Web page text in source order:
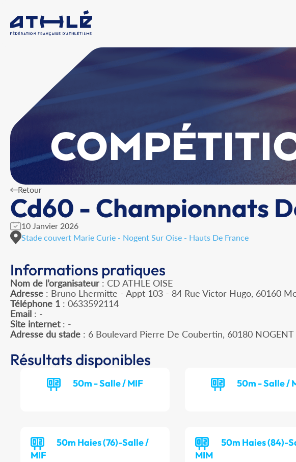
Retour
Cd60 - Championnats
10 Janvier 2026
Stade couvert Marie Curie - Nogent Sur Oise - Hauts De France
Informations pratiques
Nom de l’organisateur : CD ATHLE OISE
Adresse : Bruno Lhermitte - Appt 103 - 84 Rue Victor Hugo, 60160
Téléphone 1 : 0633592114
Email : -
Site internet: -
Adresse du stade : 6 Boulevard Pierre De Coubertin, 60180 NOGENT
Résultats disponibles
50m - Salle / MIF 50m - Salle /
50m Haies (76)-Salle /
MIF
50m Haies (84)-
MIM